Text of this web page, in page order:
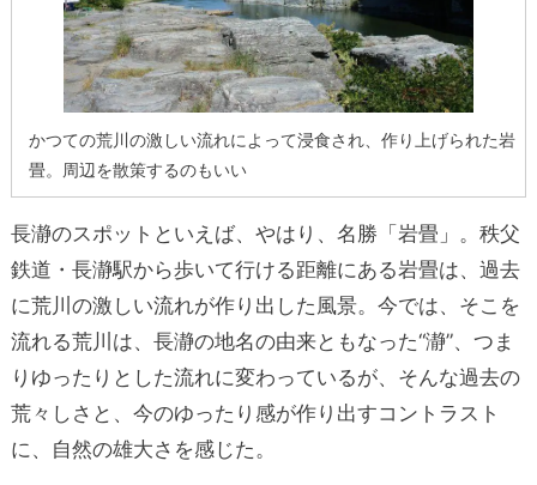
かつての荒川の激しい流れによって浸食され、作り上げられた岩
畳。周辺を散策するのもいい
長瀞のスポットといえば、やはり、名勝「岩畳」。秩父
鉄道・長瀞駅から歩いて行ける距離にある岩畳は、過去
に荒川の激しい流れが作り出した風景。今では、そこを
流れる荒川は、長瀞の地名の由来ともなった“瀞”、つま
りゆったりとした流れに変わっているが、そんな過去の
荒々しさと、今のゆったり感が作り出すコントラスト
に、自然の雄大さを感じた。